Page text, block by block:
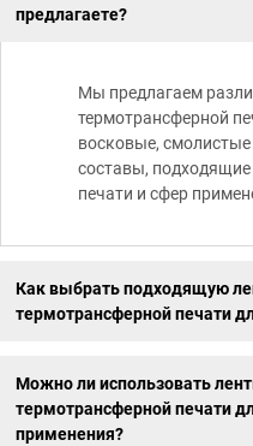
предлагаете?
Мы предлагаем
термотрансферной
восковые,
составы,
печати и сфер
Как выбрать подходящую
термотрансферной печати
Можно ли использовать
термотрансферной печати
применения?